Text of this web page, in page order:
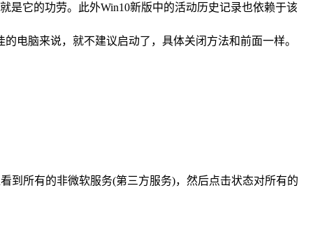
是它的功劳。此外Win10新版中的活动历史记录也依赖于该
电脑来说，就不建议启动了，具体关闭方法和前面一样。
到所有的非微软服务(第三方服务)，然后点击状态对所有的